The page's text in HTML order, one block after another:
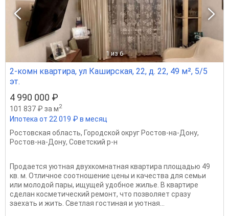
1 из 6
2-комн квартира, ул Каширская, 22, д. 22, 49 м², 5/5
эт.
4 990 000 ₽
101 837 ₽ за м2
Ипотека от 22 019 ₽ в месяц
Ростовская область, Городской округ Ростов-на-Дону,
Ростов-на-Дону, Советский р-н
Продается уютная двухкомнатная квартира площадью 49
кв. м. Отличное соотношение цены и качества для семьи
или молодой пары, ищущей удобное жилье. В квартире
сделан косметический ремонт, что позволяет сразу
заехать и жить. Светлая гостиная и уютная...